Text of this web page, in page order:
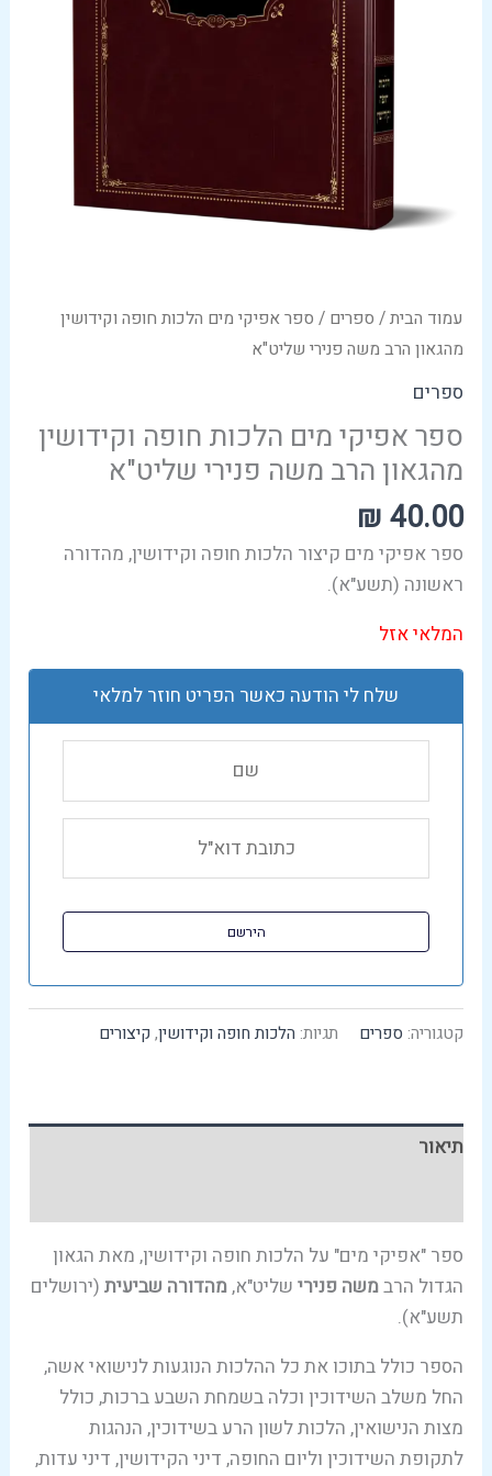
עמוד הבית/ ספרים / ספר אפיקי מים הלכות חופה וקידושין
מהגאון הרב משה פנירי שליט"א
ספרים
ספר אפיקי מים הלכות חופה וקידושין
מהגאון הרב משה פנירי שליט"א
₪ 40.00
ספר אפיקי מים קיצור הלכות חופה וקידושין, מהדורה
ראשונה (תשע"א).
המלאי אזל
שלח לי הודעה כאשר הפריט חוזר למלאי
קטגוריה: ספרים תגיות: הלכות חופה וקידושין, קיצורים
תיאור
ספר "אפיקי מים" על הלכות חופה וקידושין, מאת הגאון
הגדול הרבמשה פנירי שליט"א,מהדורה שביעית (ירושלים
תשע"א).
הספר כולל בתוכו את כל ההלכות הנוגעות לנישואי אשה,
החל משלב השידוכין וכלה בשמחת השבע ברכות, כולל
מצות הנישואין, הלכות לשון הרע בשידוכין, הנהגות
לתקופת השידוכין וליום החופה, דיני הקידושין, דיני עדות,